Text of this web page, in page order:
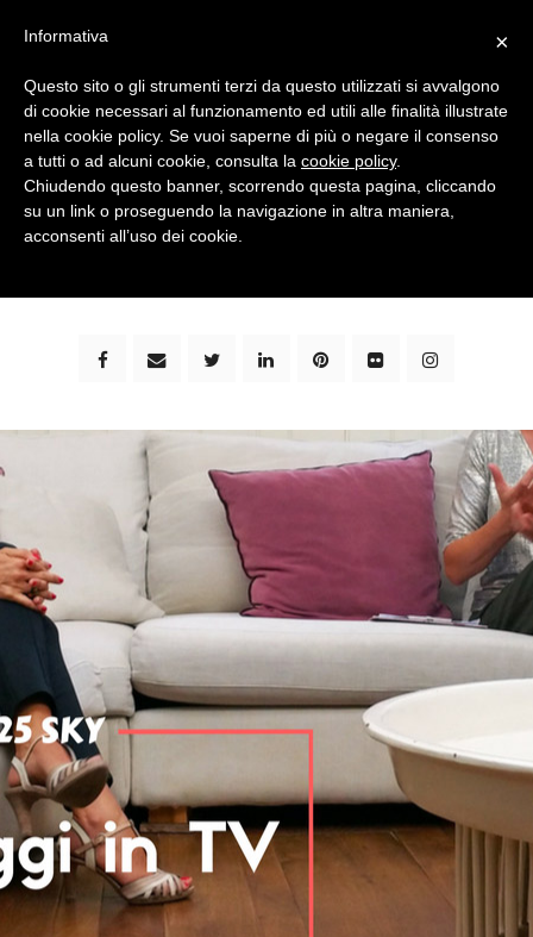
bimbi e viaggi - family travel blog: community #1 in
×
Informativa
Questo sito o gli strumenti terzi da questo utilizzati si avvalgono
di cookie necessari al funzionamento ed utili alle finalità illustrate
nella cookie policy. Se vuoi saperne di più o negare il consenso
a tutti o ad alcuni cookie, consulta la cookie policy.
Chiudendo questo banner, scorrendo questa pagina, cliccando
su un link o proseguendo la navigazione in altra maniera,
acconsenti all’uso dei cookie.